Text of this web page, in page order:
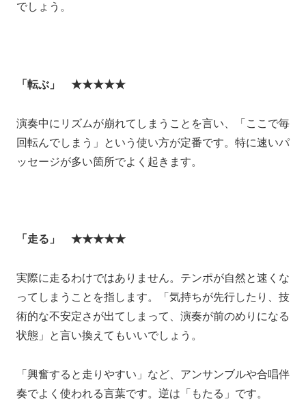
でしょう。
「転ぶ」 ★★★★★
演奏中にリズムが崩れてしまうことを言い、「ここで毎
回転んでしまう」という使い方が定番です。特に速いパ
ッセージが多い箇所でよく起きます。
「走る」 ★★★★★
実際に走るわけではありません。テンポが自然と速くな
ってしまうことを指します。「気持ちが先行したり、技
術的な不安定さが出てしまって、演奏が前のめりになる
状態」と言い換えてもいいでしょう。
「興奮すると走りやすい」など、アンサンブルや合唱伴
奏でよく使われる言葉です。逆は「もたる」です。